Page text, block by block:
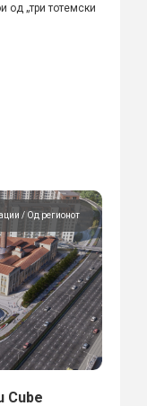
од „три тотемски
Од регионот
Cube